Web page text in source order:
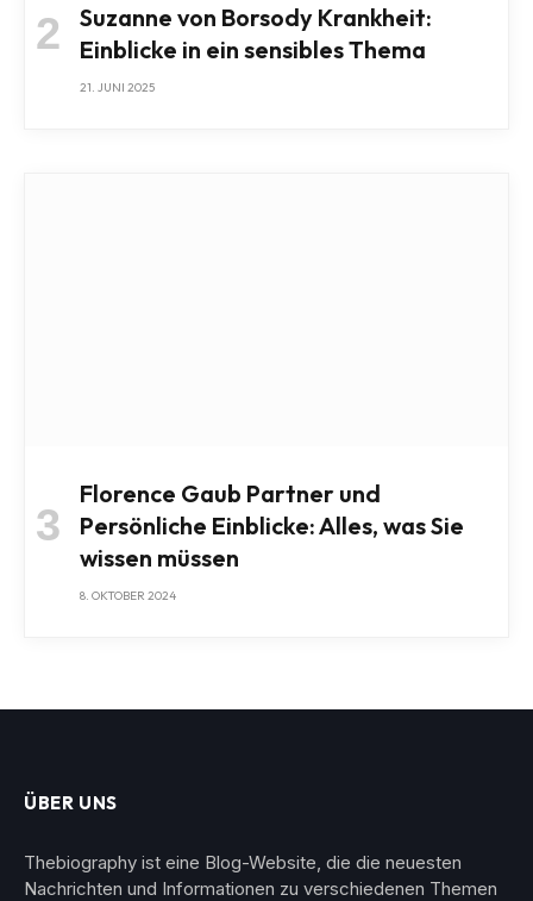
Suzanne von Borsody Krankheit:
Einblicke in ein sensibles Thema
21. JUNI 2025
Florence Gaub Partner und
Persönliche Einblicke: Alles, was Sie
wissen müssen
8. OKTOBER 2024
ÜBER UNS
Thebiography ist eine Blog-Website, die die neuesten
Nachrichten und Informationen zu verschiedenen Themen